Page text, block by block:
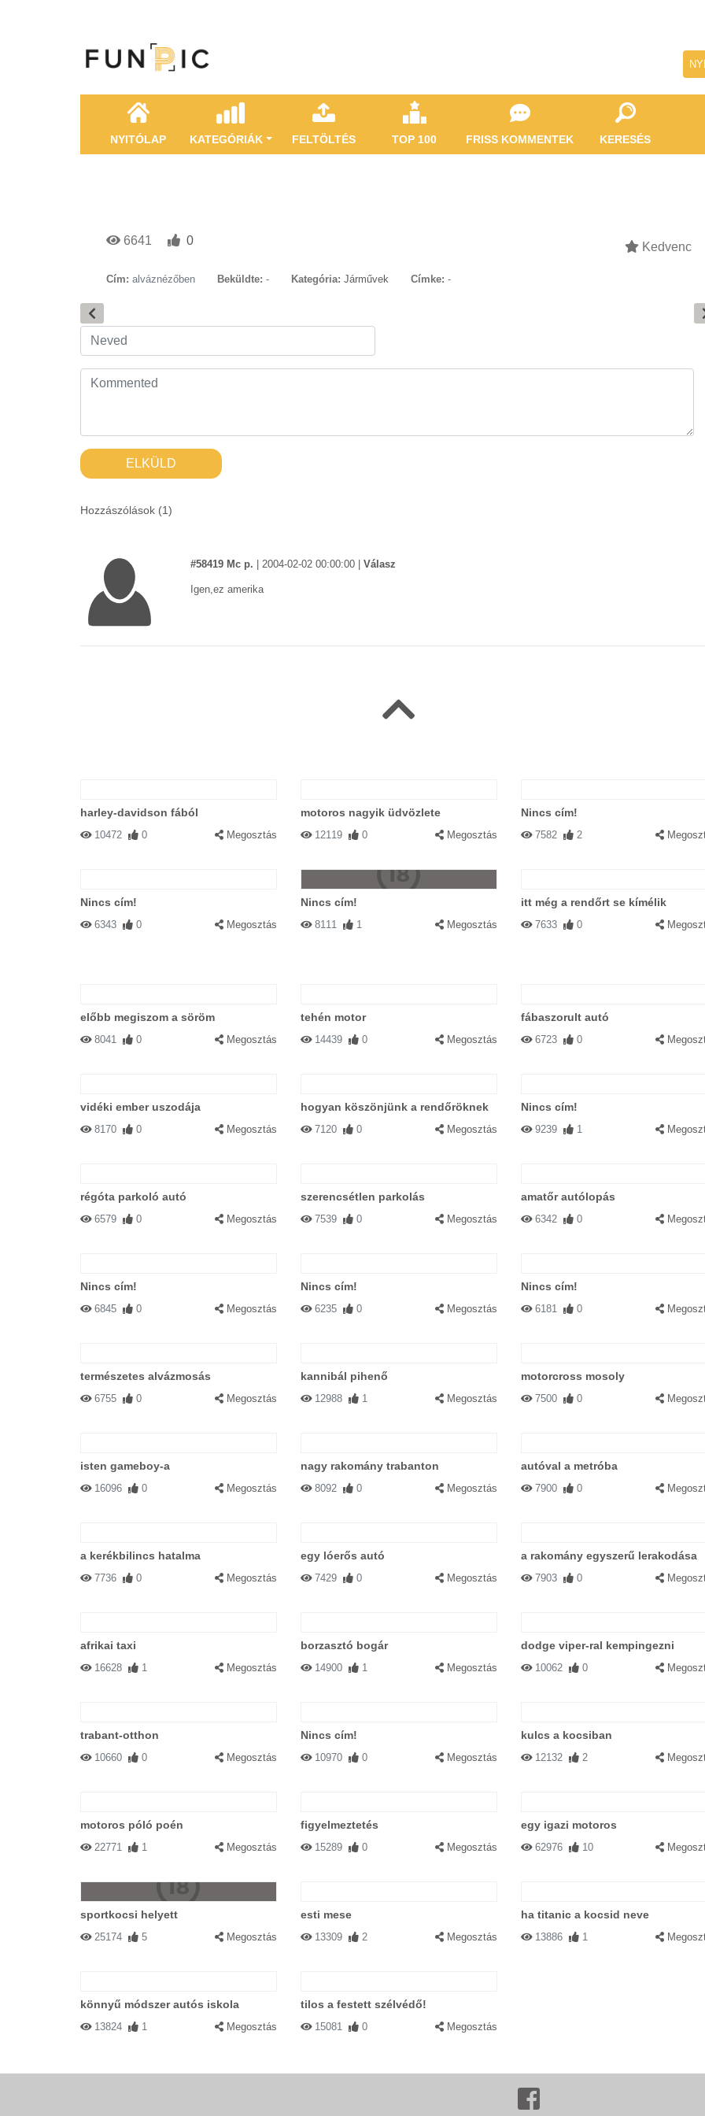
NYITÓLAP KATEGÓRIÁK FELTÖLTÉS TOP 100 FRISS KOMMENTEK KERESÉS
6641 0 Kedvenc
Cím: alváznézőben Beküldte: - Kategória: Járművek Címke: -
ELKÜLD
Hozzászólások (1)
#58419 Mc p. 2004-02-02 00:00:00 Válasz
Igen,ez amerika
harley-davidson fából
10472 0 Megosztás
motoros nagyik üdvözlete
12119 0 Megosztás
Nincs cím!
7582 2
Nincs cím!
6343 0 Megosztás
Nincs cím!
8111 1 Megosztás
itt még a rendőrt se kímélik
7633 0
előbb megiszom a söröm
8041 0 Megosztás
tehén motor
14439 0 Megosztás
fábaszorult autó
6723 0
vidéki ember uszodája
8170 0 Megosztás
hogyan köszönjünk a rendőröknek
7120 0 Megosztás
Nincs cím!
9239 1
régóta parkoló autó
6579 0 Megosztás
szerencsétlen parkolás
7539 0 Megosztás
amatőr autólopás
6342 0
Nincs cím!
6845 0 Megosztás
Nincs cím!
6235 0 Megosztás
Nincs cím!
6181 0
természetes alvázmosás
6755 0 Megosztás
kannibál pihenő
12988 1 Megosztás
motorcross mosoly
7500 0
isten gameboy-a
16096 0 Megosztás
nagy rakomány trabanton
8092 0 Megosztás
autóval a metróba
7900 0
a kerékbilincs hatalma
7736 0 Megosztás
egy lóerős autó
7429 0 Megosztás
a rakomány egyszerű lerakodása
7903 0
afrikai taxi
16628 1 Megosztás
borzasztó bogár
14900 1 Megosztás
dodge viper-ral kempingezni
10062 0
trabant-otthon
10660 0 Megosztás
Nincs cím!
10970 0 Megosztás
kulcs a kocsiban
12132 2
motoros póló poén
22771 1 Megosztás
figyelmeztetés
15289 0 Megosztás
egy igazi motoros
62976 10
sportkocsi helyett
25174 5 Megosztás
esti mese
13309 2 Megosztás
ha titanic a kocsid neve
13886 1
könnyű módszer autós iskola
13824 1 Megosztás
tilos a festett szélvédő!
15081 0 Megosztás